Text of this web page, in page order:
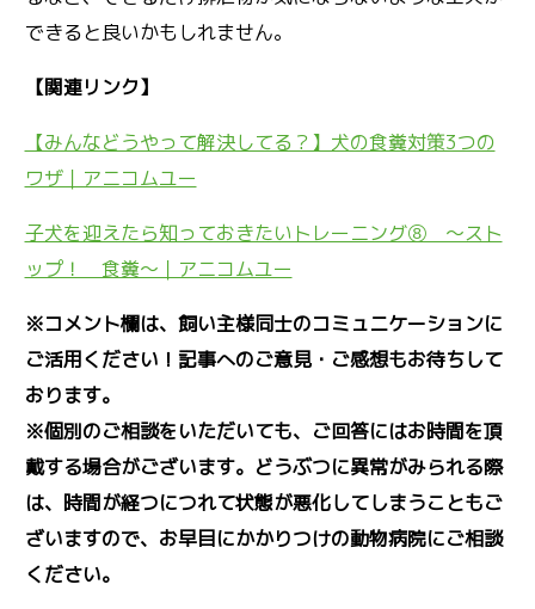
できると良いかもしれません。
【関連リンク】
【みんなどうやって解決してる？】犬の食糞対策3つの
ワザ｜アニコムユー
子犬を迎えたら知っておきたいトレーニング⑧ ～スト
ップ！ 食糞～｜アニコムユー
※コメント欄は、飼い主様同士のコミュニケーションに
ご活用ください！記事へのご意見・ご感想もお待ちして
おります。
※個別のご相談をいただいても、ご回答にはお時間を頂
戴する場合がございます。どうぶつに異常がみられる際
は、時間が経つにつれて状態が悪化してしまうこともご
ざいますので、お早目にかかりつけの動物病院にご相談
ください。